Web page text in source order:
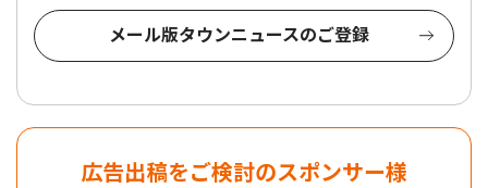
メール版タウンニュースのご登録
広告出稿をご検討のスポンサー様